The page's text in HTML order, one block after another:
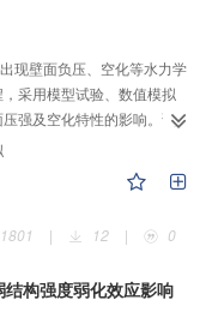
现壁面负压、空化等水力学
采用模型试验、数值模拟
强及空化特性的影响。试
压，在高水位时，弯管段
面积的81.6%时，在不同水
位时水流空化数均大于初生
的理论计算方法，计算结
1801
| 12 | 0
构强度弱化效应影响